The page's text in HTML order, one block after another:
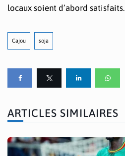
locaux soient d’abord satisfaits.
Cajou soja
ARTICLES SIMILAIRES